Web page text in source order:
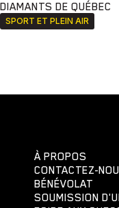
DIAMANTS DE QUÉBEC
SPORT ET PLEIN AIR
À PROPOS
CONTACTEZ-
BÉNÉVOLAT
SOUMISSION